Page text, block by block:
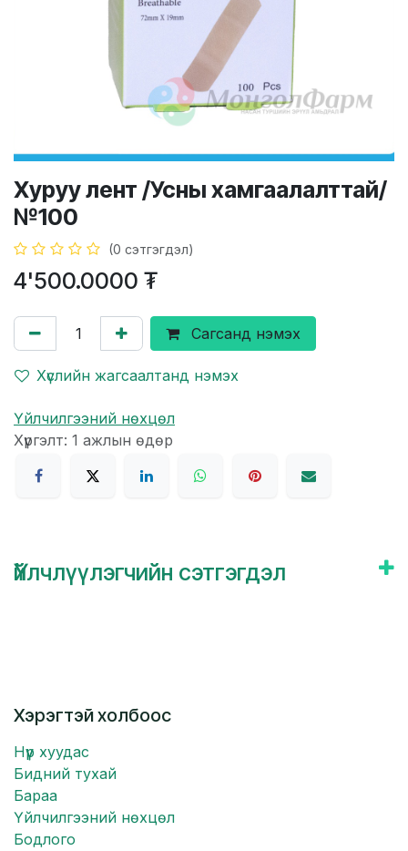
Хуруу лент /Усны хамгаалалттай/
№100
(0 сэтгэгдэл)
4'500.0000 ₮
Сагсанд нэмэх
Хүслийн жагсаалтанд нэмэх
Үйлчилгээний нөхцөл
Хүргэлт: 1 ажлын өдөр
Үйлчлүүлэгчийн сэтгэгдэл
Хэрэгтэй холбоос
Нүүр хуудас
Бидний тухай
Бараа
Үйлчилгээний нөхцөл
Бодлого